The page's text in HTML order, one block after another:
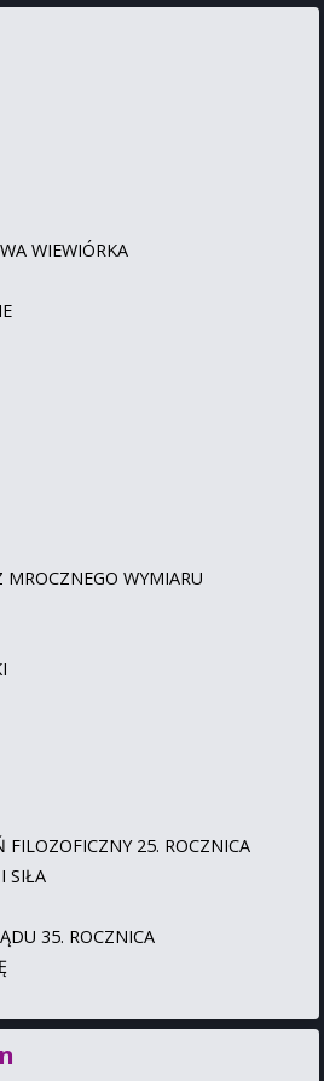
WIEWIÓRKA
MROCZNEGO WYMIARU
FILOZOFICZNY 25. ROCZNICA
SIŁA
35. ROCZNICA